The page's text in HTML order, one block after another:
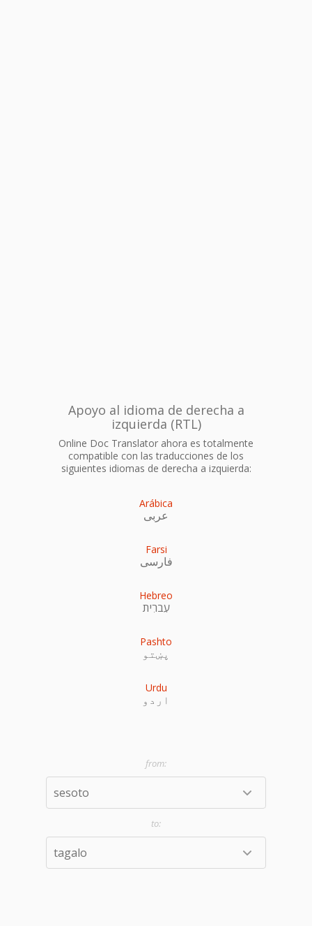
Apoyo al idioma de derecha a
izquierda (RTL)
Online Doc Translator ahora es totalmente
compatible con las traducciones de los
siguientes idiomas de derecha a izquierda:
Arábica
عربى
Farsi
فارسی
Hebreo
עִברִית
Pashto
پښتو
Urdu
اردو